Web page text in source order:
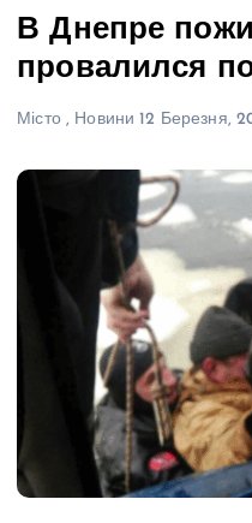
В Днепре
провалился
Місто, Новини 12 Березня,